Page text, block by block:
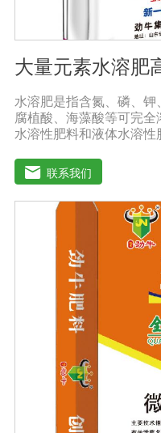
大量元素水溶肥
水溶肥是指含氮、磷、钾
腐植酸、海藻酸等可完
水溶性肥料和液体水溶
含氨基酸水溶性肥料、
肥料等。水溶肥与传统的
肥料具有明显的优势。
肥料，能完全溶于水，
水溶肥作为一种快速肥
同作物的肥料特点，相
菜、果树、花卉、食品
料。使用技巧：1．避免
于水溶性肥料有别于一
按常规施肥方法，造成
苗弱等现象，二次稀释
2．严格控制施肥量。水
量相对较少。由于其速
所以要严格控制施肥量
效益，达不到高产优质
性的农药混用。比如在
时，不少农民多采用喷
联系我们